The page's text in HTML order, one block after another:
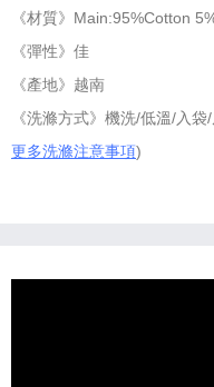
《材質》Main:95%Cotton
《彈性》佳
《產地》越南
《洗滌方式》機洗/低溫/入
更多洗滌注意事項)